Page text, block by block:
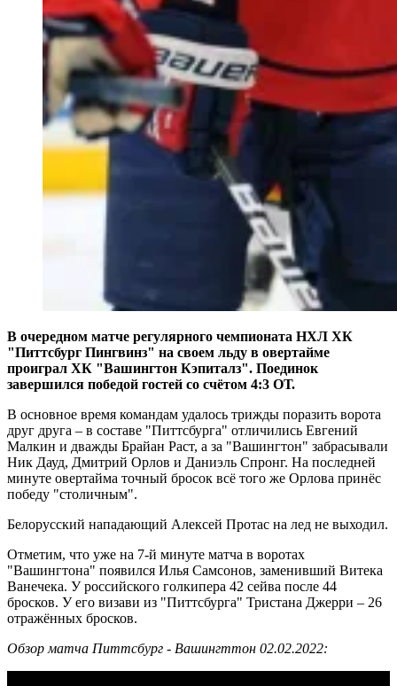
В очередном матче регулярного чемпионата НХЛ ХК
"Питтсбург Пингвинз" на своем льду в овертайме
проиграл ХК "Вашингтон Кэпиталз". Поединок
завершился победой гостей со счётом 4:3 ОТ.
В основное время командам удалось трижды поразить ворота
друг друга – в составе "Питтсбурга" отличились Евгений
Малкин и дважды Брайан Раст, а за "Вашингтон" забрасывали
Ник Дауд, Дмитрий Орлов и Даниэль Спронг. На последней
минуте овертайма точный бросок всё того же Орлова принёс
победу "столичным".
Белорусский нападающий Алексей Протас на лед не выходил.
Отметим, что уже на 7-й минуте матча в воротах
"Вашингтона" появился Илья Самсонов, заменивший Витека
Ванечека. У российского голкипера 42 сейва после 44
бросков. У его визави из "Питтсбурга" Тристана Джерри – 26
отражённых бросков.
Обзор матча Питтсбург - Вашингттон 02.02.2022: